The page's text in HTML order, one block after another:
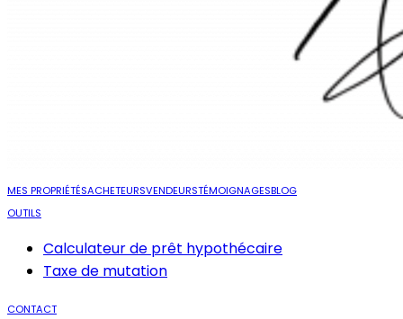
MES PROPRIÉTÉSACHETEURSVENDEURSTÉMOIGNAGESBLOG
OUTILS
Calculateur de prêt hypothécaire
Taxe de mutation
CONTACT